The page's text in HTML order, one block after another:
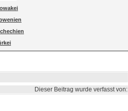
Dieser Beitrag wurde verfasst von: